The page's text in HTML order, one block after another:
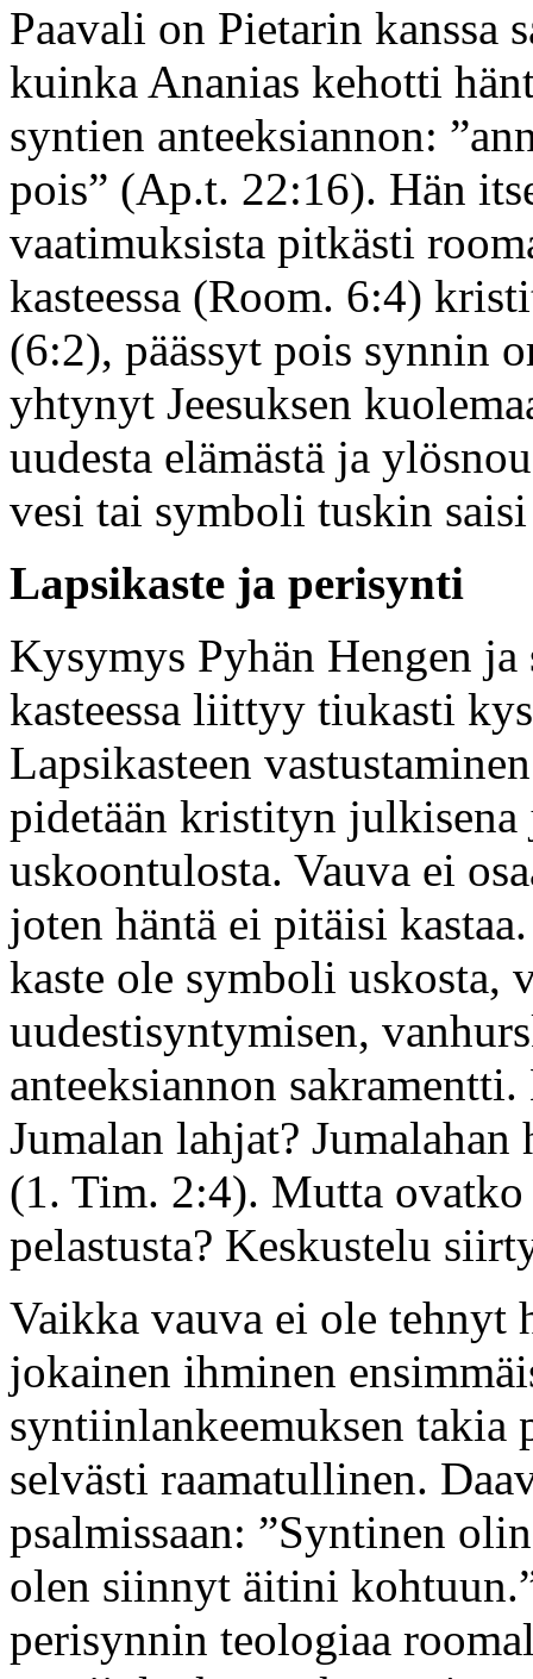
Paavali on Pietarin
kuinka Ananias kehotti
syntien anteeksiannon:
pois” (Ap.t. 22:16). Hän
vaatimuksista pitkästi
kasteessa (Room. 6:4)
(6:2), päässyt pois synnin
yhtynyt Jeesuksen
uudesta elämästä ja
vesi tai symboli tuskin
Lapsikaste ja perisynti
Kysymys Pyhän Hengen ja
kasteessa liittyy tiukasti
Lapsikasteen
pidetään kristityn julkisena
uskoontulosta. Vauva ei
joten häntä ei pitäisi
kaste ole symboli uskosta,
uudestisyntymisen,
anteeksiannon
Jumalan lahjat?
(1. Tim. 2:4). Mutta
pelastusta? Keskustelu
Vaikka vauva ei ole tehnyt
jokainen ihminen
syntiinlankeemuksen takia
selvästi raamatullinen.
psalmissaan: ”Syntinen
olen siinnyt äitini
perisynnin teologiaa